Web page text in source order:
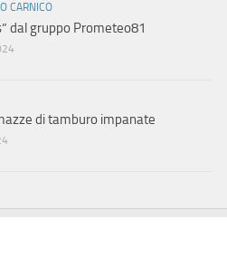
CARNICO
dal gruppo Prometeo81
di tamburo impanate